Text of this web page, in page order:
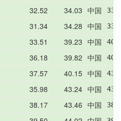
32.52 34.03 中国
31.34 34.28 中国
33.51 39.23 中国
36.18 39.82 中国
37.57 40.15 中国
35.98 43.24 中国
38.17 43.46 中国